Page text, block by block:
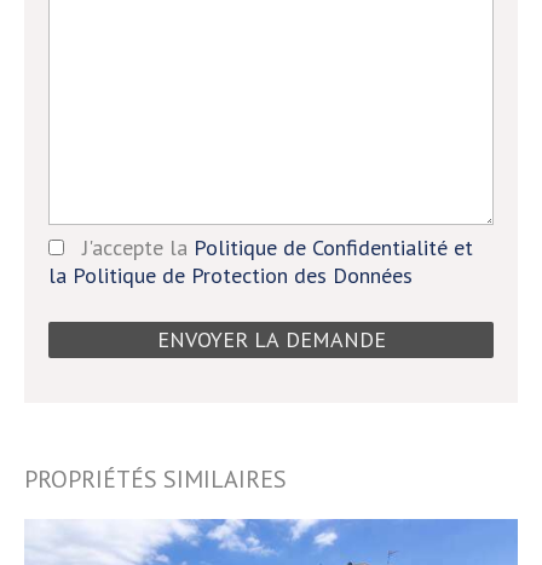
J'accepte la Politique de Confidentialité et
la Politique de Protection des Données
PROPRIÉTÉS SIMILAIRES